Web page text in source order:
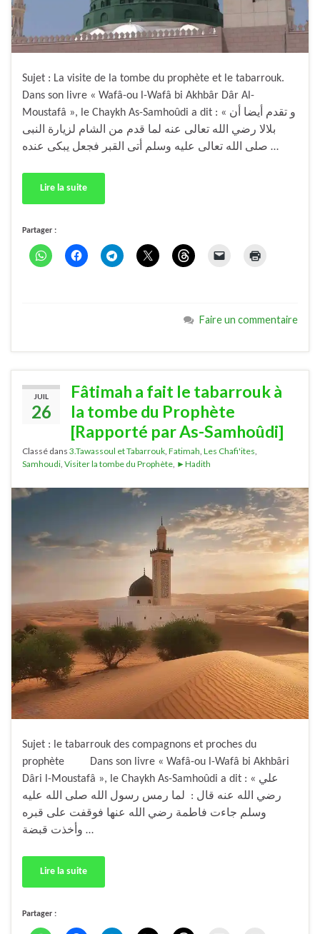
Sujet : La visite de la tombe du prophète et le tabarrouk.
Dans son livre « Wafâ-ou l-Wafâ bi Akhbâr Dâr Al-
Moustafâ », le Chaykh As-Samhoûdi a dit : « و تقدم أيضا أن
بلالا رضي الله تعالى عنه لما قدم من الشام لزيارة النبى
صلى الله تعالى عليه وسلم أتى القبر فجعل يبكى عنده …
Lire la suite
Partager :
Faire un commentaire
JUIL
26
Fâtimah a fait le tabarrouk à
la tombe du Prophète
[Rapporté par As-Samhoûdi]
Classé dans 3.Tawassoul et Tabarrouk, Fatimah, Les Chafi'ites,
Samhoudi, Visiter la tombe du Prophète, ►Hadith
Sujet : le tabarrouk des compagnons et proches du
prophète Dans son livre « Wafâ-ou l-Wafâ bi Akhbâri
Dâri l-Moustafâ », le Chaykh As-Samhoûdi a dit : « علي
رضي الله عنه قال : لما رمس رسول الله صلى الله عليه
وسلم جاءت فاطمة رضي الله عنها فوقفت على قبره
وأخذت قبضة …
Lire la suite
Partager :